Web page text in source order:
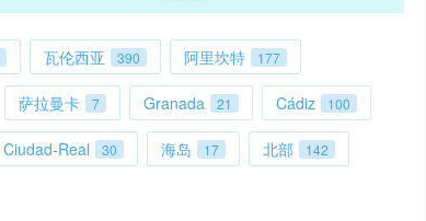
瓦伦西亚 390 阿里坎特 177
萨拉曼卡 7 Granada 21 Cádiz 100
Ciudad-Real 30 海岛 17 北部 142